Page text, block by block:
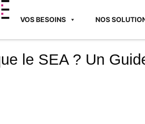
VOS BESOINS NOS
le SEA ? Un